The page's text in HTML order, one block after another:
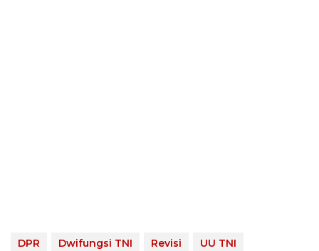
DPR Dwifungsi TNI Revisi UU TNI